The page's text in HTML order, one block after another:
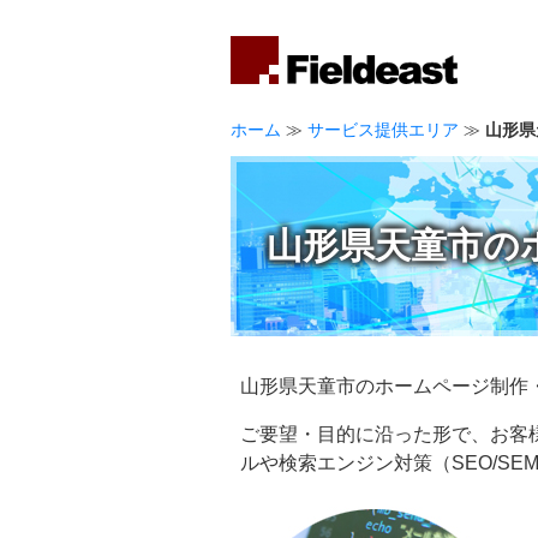
ホーム ≫ サービス提供エリア ≫ 山形
山形県天童市の
山形県天童市のホームページ制
ご要望・目的に沿った形で、お
ルや検索エンジン対策（SEO/